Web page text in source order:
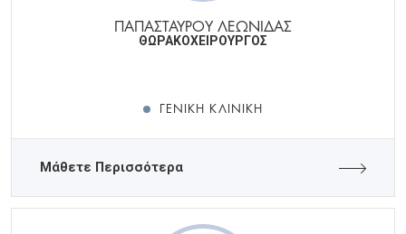
ΠΑΠΑΣΤΑΥΡΟΥ ΛΕΩΝΙΔΑΣ
ΘΩΡΑΚΟΧΕΙΡΟΥΡΓΟΣ
ΓΕΝΙΚΉ ΚΛΙΝΙΚΉ
Μάθετε Περισσότερα